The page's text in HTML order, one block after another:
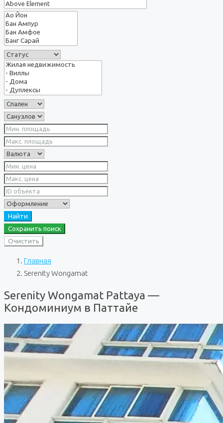
Найти
Сохранить поиск
Очистить
Главная
Serenity Wongamat
Serenity Wongamat Pattaya —
Кондоминиум в Паттайе